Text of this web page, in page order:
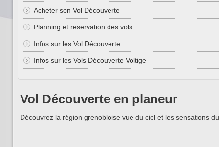
Acheter son Vol Découverte
Planning et réservation des vols
Infos sur les Vol Découverte
Infos sur les Vols Découverte Voltige
Vol Découverte en planeur
Découvrez la région grenobloise vue du ciel et les sensations